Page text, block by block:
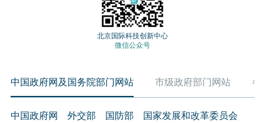
北京国际科技创新中心
微信公众号
中国政府网及国务院部门网站 市级政府部门网站 各
中国政府网 外交部 国防部 国家发展和改革委员会